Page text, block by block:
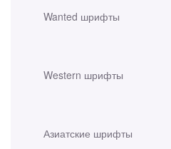
Wanted шрифты
Western шрифты
Азиатские шрифты